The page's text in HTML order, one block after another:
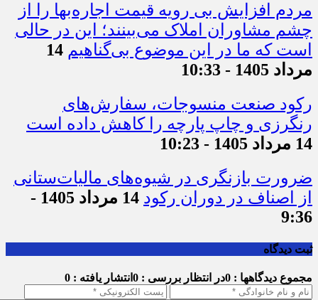
مردم افزایش بی رویه قیمت اجاره‌بها را از
چشم مشاوران املاک می‌بینند؛ این در حالی
است که ما در این موضوع بی‌گناهیم 14
مرداد 1405 - 10:33
رکود صنعت منسوجات، سفارش‌های
رنگرزی و چاپ پارچه را کاهش داده است
14 مرداد 1405 - 10:23
ضرورت بازنگری در شیوه‌های مالیات‌ستانی
از اصناف در دوران رکود
14 مرداد 1405 -
9:36
ثبت دیدگاه
مجموع دیدگاهها : 0 در انتظار بررسی : 0 انتشار یافته : 0